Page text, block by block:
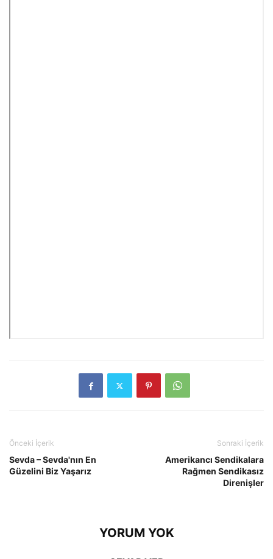
Önceki İçerik
Sevda – Sevda'nın En
Güzelini Biz Yaşarız
Sonraki İçerik
Amerikancı Sendikalara
Rağmen Sendikasız
Direnişler
YORUM YOK